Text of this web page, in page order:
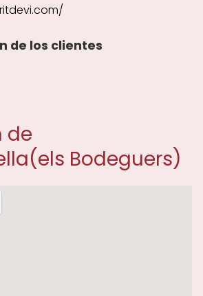
de los clientes
de
Bodeguers)